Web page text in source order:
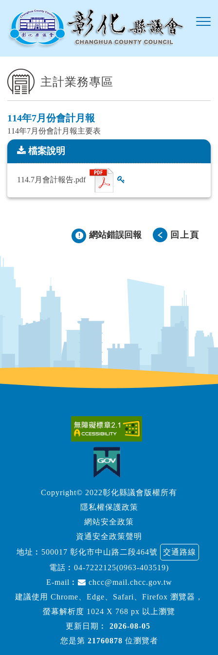
主計業務專區
114年7月份會計月報
114年7月份會計月報主要表
檔案說明
檔案說明
114.7月會計報告.pdf
網站錯誤回報 回上頁
Copyright© 2022彰化縣議會版權所有
隱私權保護政策
網站安全政策
資通安全政策聲明
地址︰500017 彰化市中山路二段464號
交通路線
電話︰ 04-7222125(0963-403519)
E-mail︰
chcc@mail.chcc.gov.tw
建議使用 Chrome、Edge、Safari、Firefox 瀏覽器，
螢幕解析度 1024 X 768 px 以上瀏覽
更新日期︰
2026-08-05
您是第 21760878 位瀏覽者